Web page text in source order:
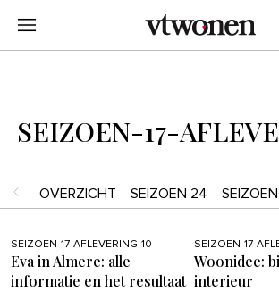
SEIZOEN-17-
OVERZICHT SEIZOEN 24
SEIZOEN-17-AFLEVERING-10
Eva in Almere: alle
informatie en het resultaat
SEIZOEN-17-
Woonidee:
interieur